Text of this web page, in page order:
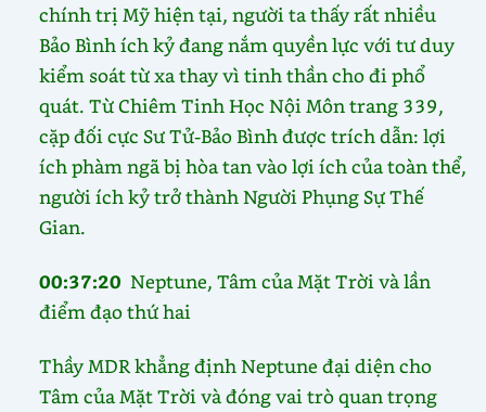
chính trị Mỹ hiện tại, người ta thấy rất nhiều
Bảo Bình ích kỷ đang nắm quyền lực với tư duy
kiểm soát từ xa thay vì tinh thần cho đi phổ
quát. Từ Chiêm Tinh Học Nội Môn trang 339,
cặp đối cực Sư Tử-Bảo Bình được trích dẫn: lợi
ích phàm ngã bị hòa tan vào lợi ích của toàn thể,
người ích kỷ trở thành Người Phụng Sự Thế
Gian.
00:37:20Neptune, Tâm của Mặt Trời và lần
điểm đạo thứ hai
Thầy MDR khẳng định Neptune đại diện cho
Tâm của Mặt Trời và đóng vai trò quan trọng